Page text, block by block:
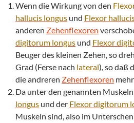
Wenn die Wirkung von den
hallucis longus und Flexor
anderen Zehenflexoren
digitorum longus und Flexor
Beuger des kleinen Zehen, so
Grad (Ferse nach lateral), so daß
die andreren Zehenflexoren
Da unter den genannten
longus und der Flexordigitorum
Muskeln sind, also im